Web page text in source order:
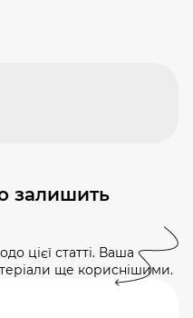
залишить
цієї статті. Ваша
ще кориснішими.